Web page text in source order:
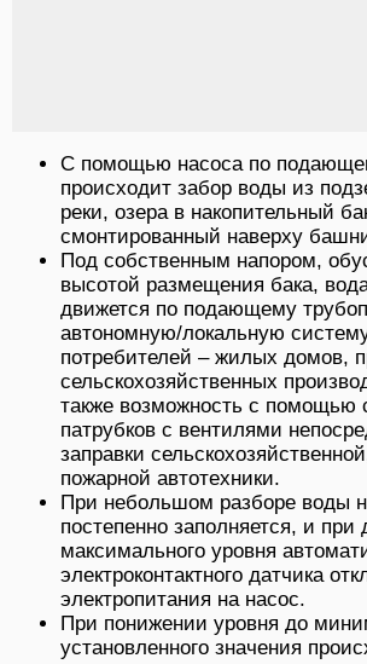
С помощью насоса по
происходит забор воды из
реки, озера в накопительный
смонтированный наверху
Под собственным напором,
высотой размещения бака,
движется по подающему
автономную/локальную
потребителей – жилых домов,
сельскохозяйственных
также возможность с помощью
патрубков с вентилями
заправки
пожарной автотехники.
При небольшом разборе воды
постепенно заполняется, и при
максимального уровня
электроконтактного датчика
электропитания на насос.
При понижении уровня до
установленного значения